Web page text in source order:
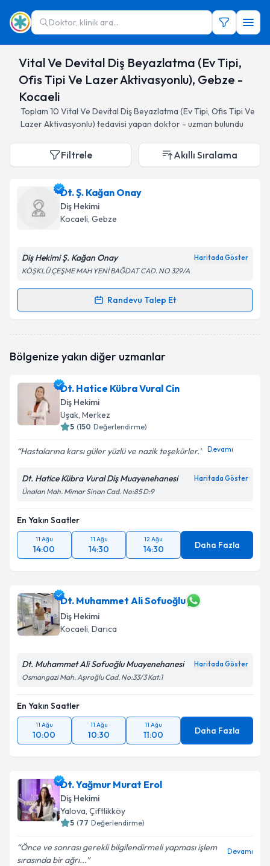
Doktor, klinik ara...
Vital Ve Devital Diş Beyazlatma (Ev Tipi,
Ofis Tipi Ve Lazer Aktivasyonlu), Gebze -
Kocaeli
Toplam 10 Vital Ve Devital Diş Beyazlatma (Ev Tipi, Ofis Tipi Ve
Lazer Aktivasyonlu) tedavisi yapan doktor - uzman bulundu
Filtrele Akıllı Sıralama
Dt. Ş. Kağan Onay
Diş Hekimi
Kocaeli, Gebze
Diş Hekimi Ş. Kağan Onay Haritada Göster
KÖŞKLÜ ÇEŞME MAH YENİ BAĞDAT CAD. NO 329/A
Randevu Talep Et
Randevu Takvimi Talebi
oluşturun. Size bu uzmandan randevu almanız için bir
E-posta Adresiniz
Kişisel verilerimin işlenmesine ilişkinAydınlatma
kapsamda işlenmesini kabul ediyorum.
Bölgenize yakın diğer uzmanlar
Dt. Hatice Kübra Vural Cin
Diş Hekimi
Uşak, Merkez
5 (150 Değerlendirme)
Hastalarına karsı güler yüzlü ve nazik teşekürler. Devamı
Dt. Hatice Kübra Vural Diş Muayenehanesi Haritada Göster
Ünalan Mah. Mimar Sinan Cad. No:85 D:9
En Yakın Saatler
11 Ağu
14:00
11 Ağu
14:30
12 Ağu
14:30 Daha Fazla
Dt. Muhammet Ali Sofuoğlu
Diş Hekimi
Kocaeli, Darıca
Dt. Muhammet Ali Sofuoğlu Muayenehanesi Haritada Göster
Osmangazi Mah. Aşıroğlu Cad. No:33/3 Kat:1
En Yakın Saatler
11 Ağu
10:00
11 Ağu
10:30
11 Ağu
11:00 Daha Fazla
Dt. Yağmur Murat Erol
Diş Hekimi
Yalova, Çiftlikköy
5 (77 Değerlendirme)
Önce ve sonrası gerekli bilgilendirmeli yapması işlem
sırasında bir ağrı...
Devamı